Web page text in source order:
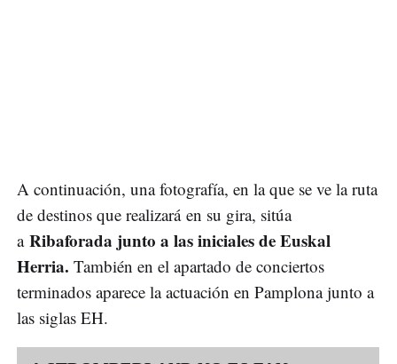
A continuación, una fotografía, en la que se ve la ruta
de destinos que realizará en su gira, sitúa
a Ribaforada junto a las iniciales de Euskal
Herria. También en el apartado de conciertos
terminados aparece la actuación en Pamplona junto a
las siglas EH.